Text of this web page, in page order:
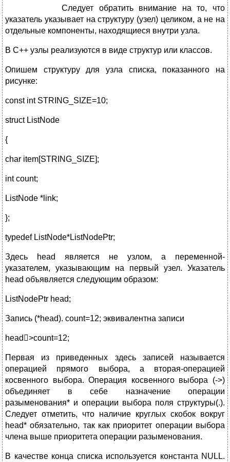
Следует обратить внимание на то, что
указатель указывает на структуру (узел) целиком, а не на
отдельные компоненты, находящиеся внутри узла.
В С++ узлы реализуются в виде структур или классов.
Опишем структуру для узла списка, показанного на
рисунке:
const int STRING_SIZE=10;
struct ListNode
{
char item[STRING_SIZE];
int count;
ListNode *link;
};
typedef ListNode*ListNodePtr;
Здесь head является не узлом, а переменной-
указателем, указывающим на первый узел. Указатель
head объявляется следующим образом:
ListNodePtr head;
Запись (*head). count=12; эквивалентна записи
head>count=12;
Первая из приведенных здесь записей называется
операцией прямого выбора, а вторая-операцией
косвенного выбора. Операция косвенного выбора (->)
объединяет в себе назначение операции
разыменования* и операции выбора поля структуры(.).
Следует отметить, что наличие круглых скобок вокруг
head* обязательно, так как приоритет операции выбора
члена выше приоритета операции разыменования.
В качестве конца списка используется константа NULL.